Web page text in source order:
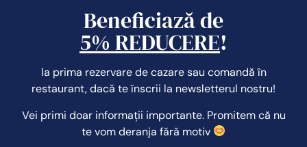
Beneficiază de
5% REDUCERE!
la prima rezervare de cazare sau comandă în
restaurant, dacă te înscrii la newsletterul nostru!
Vei primi doar informații importante. Promitem că nu
te vom deranja fără motiv